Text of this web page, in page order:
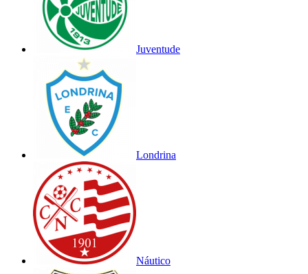
Juventude
Londrina
Náutico